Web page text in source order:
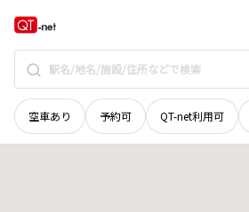
空車あり 予約可 QT-net利用可
青森県